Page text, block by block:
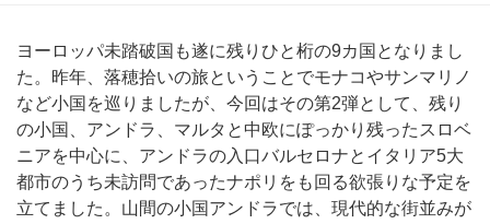
ヨーロッパ未踏破国も遂に残りひと桁の9カ国となりまし
た。昨年、落穂拾いの旅ということでモナコやサンマリノ
など小国を巡りましたが、今回はその第2弾として、残り
の小国、アンドラ、マルタと中欧にぽっかり残ったスロベ
ニアを中心に、アンドラの入口バルセロナとイタリア5大
都市のうち未訪問であったナポリをも回る欲張りな予定を
立てました。山間の小国アンドラでは、現代的な街並みが